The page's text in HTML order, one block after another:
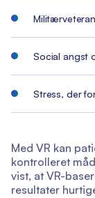
Social angst
Stress, der
Med VR kan
kontrolleret
vist, at VR-
resultater